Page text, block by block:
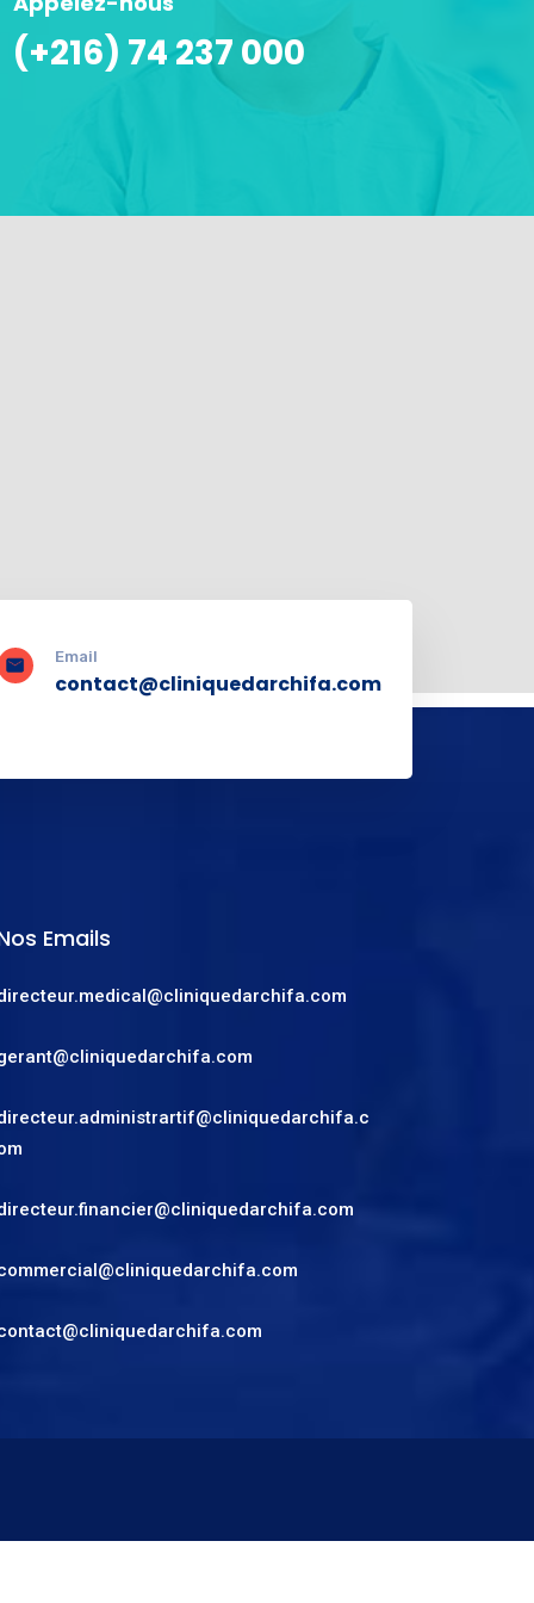
(+216) 74 237 000
Email
contact@cliniquedarchifa.com
Emails